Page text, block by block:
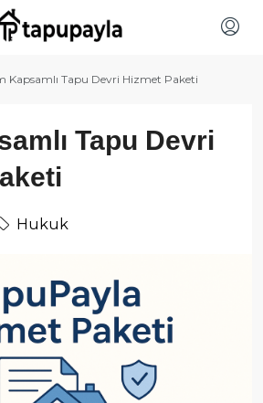
Kapsamlı Tapu Devri Hizmet Paketi
Tapu Devri
Hukuk